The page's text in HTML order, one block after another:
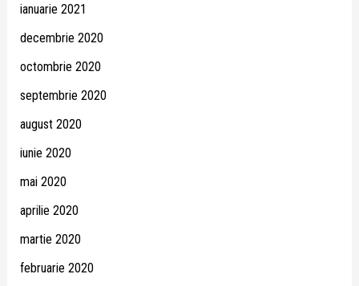
ianuarie 2021
decembrie 2020
octombrie 2020
septembrie 2020
august 2020
iunie 2020
mai 2020
aprilie 2020
martie 2020
februarie 2020